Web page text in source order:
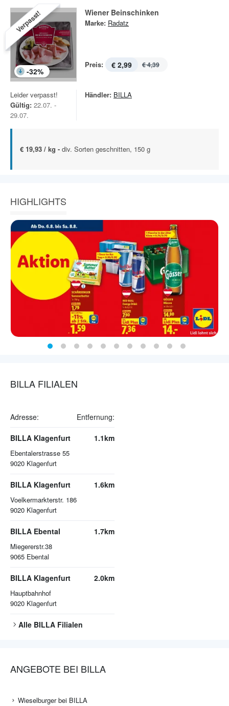
Verpasst!
-32%
Wiener Beinschinken
Marke: Radatz
Preis: € 2,99 € 4,39
Leider verpasst!
Gültig: 22.07. -
29.07.
Händler: BILLA
€ 19,93 / kg - div. Sorten geschnitten, 150 g
HIGHLIGHTS
BILLA FILIALEN
Adresse: Entfernung:
BILLA Klagenfurt
Ebentalerstrasse 55
9020 Klagenfurt
1.1km
BILLA Klagenfurt
Voelkermarkterstr. 186
9020 Klagenfurt
1.6km
BILLA Ebental
Miegererstr.38
9065 Ebental
1.7km
BILLA Klagenfurt
Hauptbahnhof
9020 Klagenfurt
2.0km
Alle BILLA Filialen
ANGEBOTE BEI BILLA
Wieselburger bei BILLA